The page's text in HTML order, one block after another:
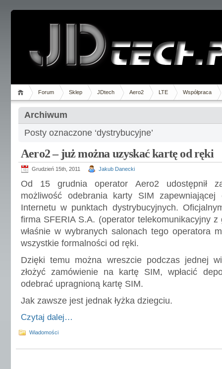
Forum Sklep JDtech Aero2 LTE Współpraca
Archiwum
Posty oznaczone ‘dystrybucyjne’
Aero2 – już można uzyskać kartę od ręki
Grudzień 15th, 2011 Jakub Danecki
Od 15 grudnia operator Aero2 udostępnił
możliwość odebrania karty SIM zapewniającej
Internetu w punktach dystrybucyjnych.
firma SFERIA S.A. (operator telekomunikacyjny
właśnie w wybranych salonach tego operatora
wszystkie formalności od ręki.
Dzięki temu można wreszcie podczas jednej
złożyć zamówienie na kartę SIM, wpłacić
odebrać upragnioną kartę SIM.
Jak zawsze jest jednak łyżka dziegciu.
Czytaj dalej…
Wiadomości